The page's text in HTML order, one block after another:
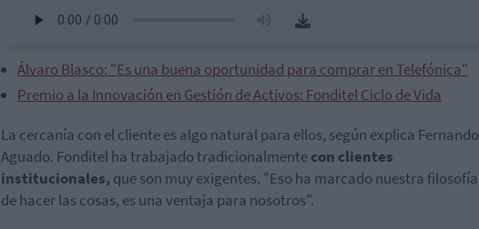
Álvaro Blasco: "Es una buena oportunidad para comprar en Telefónica"
Premio a la Innovación en Gestión de Activos: Fonditel Ciclo de Vida
La cercanía con el cliente es algo natural para ellos, según explica Fernando
Aguado. Fonditel ha trabajado tradicionalmentecon clientes
institucionales, que son muy exigentes. "Eso ha marcado nuestra filosofía
de hacer las cosas, es una ventaja para nosotros".